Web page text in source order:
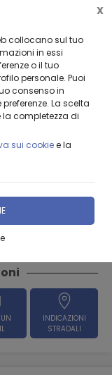
collocano sul tuo
in essi
o il tuo
personale. Puoi
consenso in
La scelta
completezza di
sui cookiee la
X
INDICAZIONI
STRADALI